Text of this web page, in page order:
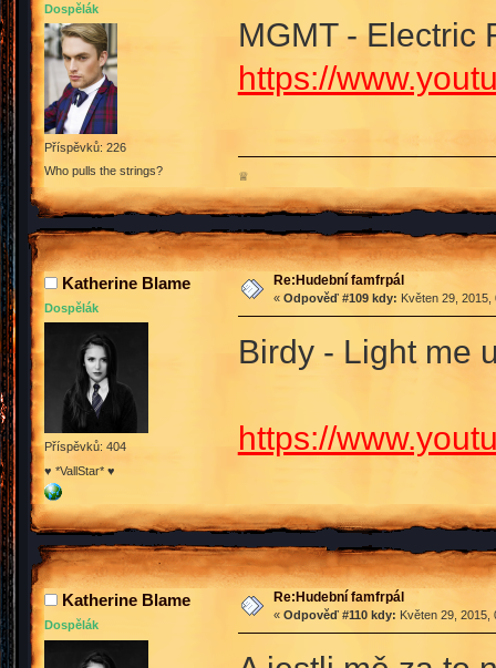
Dospělák
Příspěvků: 226
Who pulls the strings?
MGMT - Electric
https://
♕
Katherine Blame
Dospělák
Příspěvků: 404
♥ *VallStar* ♥
Re:Hudební famfrpál
« Odpověď #109 kdy: Květen 29, 2015,
Birdy - Light me
https://
Katherine Blame
Dospělák
Re:Hudební famfrpál
« Odpověď #110 kdy: Květen 29, 2015,